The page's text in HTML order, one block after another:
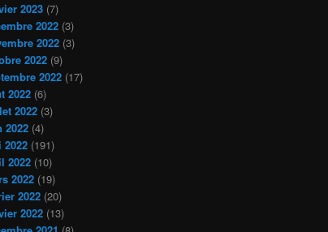
2023 (7)
2022 (3)
2022 (3)
2022 (9)
2022 (17)
2022 (6)
2022 (3)
2022 (4)
2022 (191)
2022 (10)
2022 (19)
2022 (20)
2022 (13)